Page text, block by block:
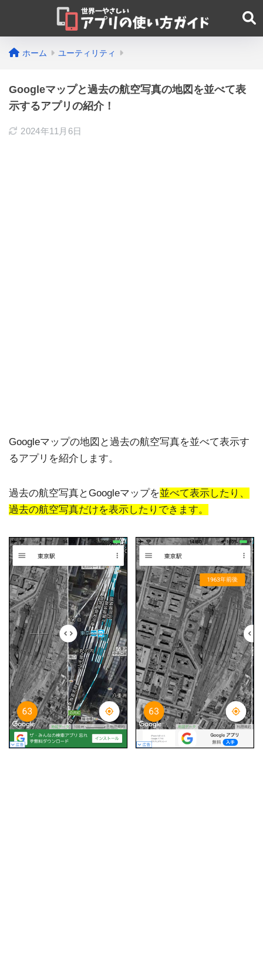
ホーム ユーティリティ
Googleマップと過去の航空写真の地図を並べて表
示するアプリの紹介！
2024年11月6日
Googleマップの地図と過去の航空写真を並べて表示す
るアプリを紹介します。
過去の航空写真とGoogleマップを並べて表示したり、
過去の航空写真だけを表示したりできます。